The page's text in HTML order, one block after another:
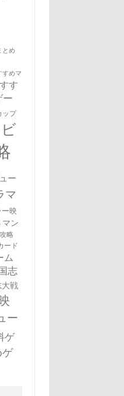
とめ
すめマ
す
ー
ップ
ー
マ
ー映
マン
略
ード
ム
志
大戦
ー
ゲ
ゲ